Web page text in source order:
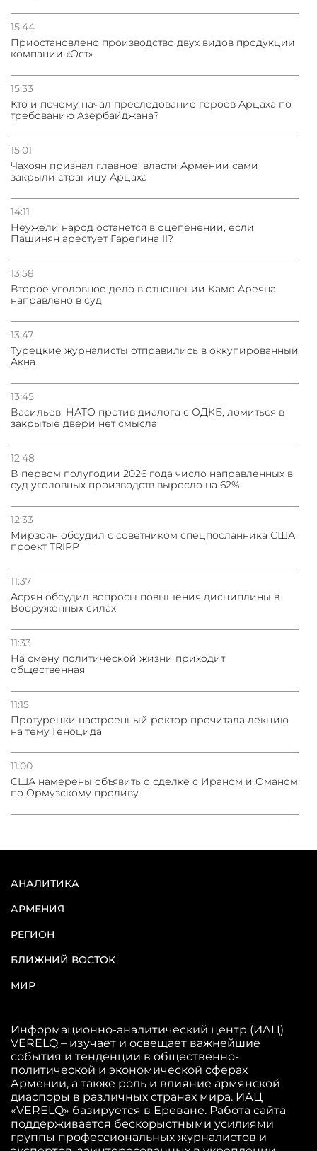
15:44
Приостановлено производство двух видов продукции
компании «Ост»
15:33
Кто и почему начал преследование героев Арцаха по
требованию Азербайджана?
15:01
Чахоян признал главное: власти Армении сами
закрыли страницу Арцаха
14:11
Неужели народ останется в оцепенении, если
Пашинян арестует Гарегина II?
13:58
Второе уголовное дело в отношении Камо Ареяна
направлено в суд
13:47
Турецкие журналисты отправились в оккупированный
Акна
13:45
Васильев: НАТО против диалога с ОДКБ, ломиться в
закрытые двери нет смысла
12:48
В первом полугодии 2026 года число направленных в
суд уголовных производств выросло на 62%
12:33
Мирзоян обсудил с советником спецпосланника США
проект TRIPP
11:37
Асрян обсудил вопросы повышения дисциплины в
Вооруженных силах
11:33
На смену политической жизни приходит
общественная
11:15
Протурецки настроенный ректор прочитала лекцию
на тему Геноцида
11:00
США намерены объявить о сделке с Ираном и Оманом
по Ормузскому проливу
АНАЛИТИКА
АРМЕНИЯ
РЕГИОН
БЛИЖНИЙ ВОСТОК
МИР
Информационно-аналитический центр (ИАЦ)
VERELQ – изучает и освещает важнейшие
события и тенденции в общественно-
политической и экономической сферах
Армении, а также роль и влияние армянской
диаспоры в различных странах мира. ИАЦ
«VERELQ» базируется в Ереване. Работа сайта
поддерживается бескорыстными усилиями
группы профессиональных журналистов и